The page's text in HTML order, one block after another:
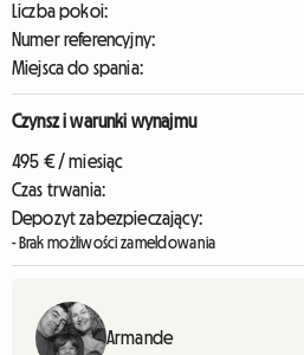
Liczba pokoi:
Numer referencyjny:
Miejsca do spania:
Czynsz i warunki wynajmu
495 € / miesiąc
Czas trwania:
Depozyt zabezpieczający:
- Brak możliwości zameldowania
Armande